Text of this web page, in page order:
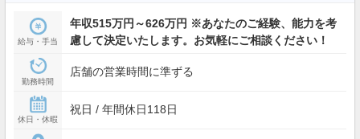
給与・手当
年収515万円～626万円 ※あなたのご経験、能力を考
慮して決定いたします。お気軽にご相談ください！
勤務時間
店舗の営業時間に準ずる
休日・休暇
祝日 / 年間休日118日